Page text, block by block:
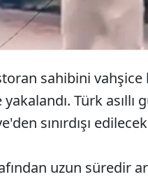
sahibini vahşice
Türk
sınırdışı
uzun süredir